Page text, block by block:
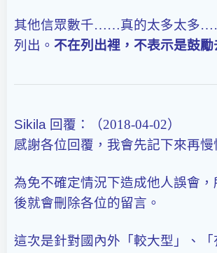
其他信眾數千……真的太多太多
列出。 不在列出裡，不表示是鼓勵
Sikila 回覆：（2018-04-02）
感謝各位回覆，我會先記下來再慢
為免不確定情況下造成他人誤會，
後就會刪除各位的留言。
這次是針對國內外「較大型」、